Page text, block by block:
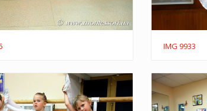
IMG 9933